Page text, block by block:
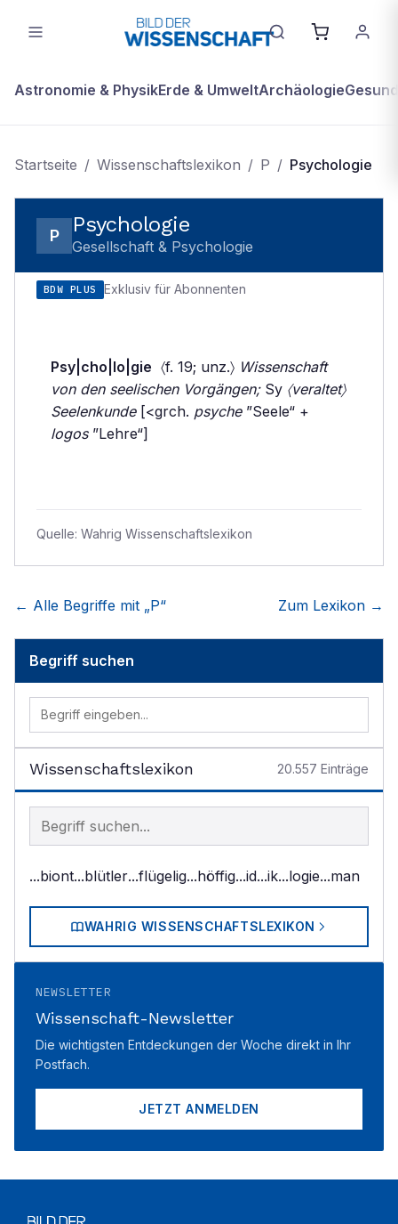
Astronomie & PhysikErde & UmweltArchäologie
Startseite / Wissenschaftslexikon / P / Psychologie
P Psychologie
Gesellschaft & Psychologie
BDW PLUS Exklusiv für Abonnenten
Psy|cho|lo|gie 〈f. 19; unz.〉 Wissenschaft
von den seelischen Vorgängen;Sy 〈veraltet〉
Seelenkunde[<grch. psyche”Seele“ +
logos”Lehre“]
Quelle: Wahrig Wissenschaftslexikon
← Alle Begriffe mit „P“ Zum Lexikon →
Begriff suchen
Wissenschaftslexikon 20.557 Einträge
Begriff im Lexikon suchen
...biont...blütler...flügelig...höffig...id...ik...logie...man
WAHRIG WISSENSCHAFTSLEXIKON
NEWSLETTER
Wissenschaft-Newsletter
Die wichtigsten Entdeckungen der Woche direkt in Ihr
Postfach.
JETZT ANMELDEN